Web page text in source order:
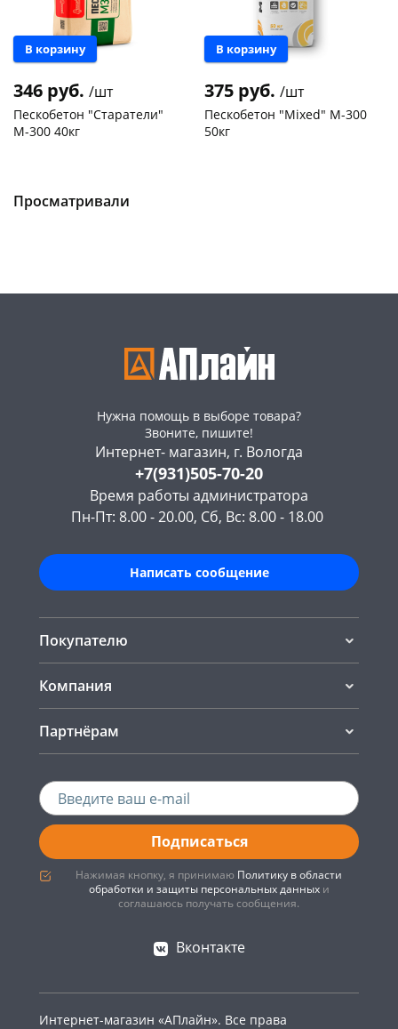
В корзину
346 руб. /шт
Пескобетон "Старатели"
М-300 40кг
В корзину
375 руб. /шт
Пескобетон "Mixed" М-300
50кг
Просматривали
Нужна помощь в выборе товара?
Звоните, пишите!
Интернет- магазин, г. Вологда
+7(931)505-70-20
Время работы администратора
Пн-Пт: 8.00 - 20.00, Сб, Вс: 8.00 - 18.00
Написать сообщение
Покупателю
Компания
Партнёрам
Подписаться
Нажимая кнопку, я принимаю Политику в области
обработки и защиты персональных данныхи
соглашаюсь получать сообщения.
Вконтакте
Интернет-магазин «АПлайн». Все права